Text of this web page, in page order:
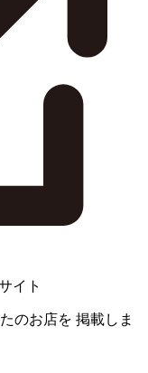
イト
のお店を 掲載しま